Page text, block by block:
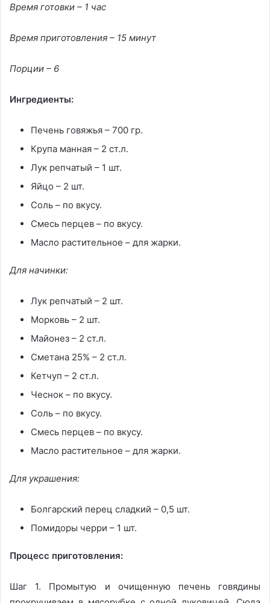
Время готовки – 1 час
Время приготовления – 15 минут
Порции – 6
Ингредиенты:
Печень говяжья – 700 гр.
Крупа манная – 2 ст.л.
Лук репчатый – 1 шт.
Яйцо – 2 шт.
Соль – по вкусу.
Смесь перцев – по вкусу.
Масло растительное – для жарки.
Для начинки:
Лук репчатый – 2 шт.
Морковь – 2 шт.
Майонез – 2 ст.л.
Сметана 25% – 2 ст.л.
Кетчуп – 2 ст.л.
Чеснок – по вкусу.
Соль – по вкусу.
Смесь перцев – по вкусу.
Масло растительное – для жарки.
Для украшения:
Болгарский перец сладкий – 0,5 шт.
Помидоры черри – 1 шт.
Процесс приготовления:
Шаг 1. Промытую и очищенную печень говядины